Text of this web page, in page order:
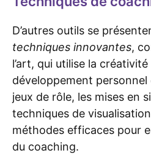
D’autres outils se
techniques innovantes,
l’art, qui utilise la
développement
jeux de rôle, les mises en
techniques de
méthodes efficaces pour
du coaching.